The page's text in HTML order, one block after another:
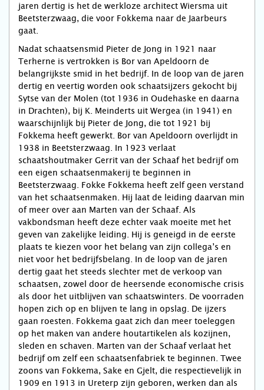
jaren dertig is het de werkloze architect Wiersma uit
Beetsterzwaag, die voor Fokkema naar de Jaarbeurs
gaat.
Nadat schaatsensmid Pieter de Jong in 1921 naar
Terherne is vertrokken is Bor van Apeldoorn de
belangrijkste smid in het bedrijf. In de loop van de jaren
dertig en veertig worden ook schaatsijzers gekocht bij
Sytse van der Molen (tot 1936 in Oudehaske en daarna
in Drachten), bij K. Meinderts uit Wergea (in 1941) en
waarschijnlijk bij Pieter de Jong, die tot 1921 bij
Fokkema heeft gewerkt. Bor van Apeldoorn overlijdt in
1938 in Beetsterzwaag. In 1923 verlaat
schaatshoutmaker Gerrit van der Schaaf het bedrijf om
een eigen schaatsenmakerij te beginnen in
Beetsterzwaag. Fokke Fokkema heeft zelf geen verstand
van het schaatsenmaken. Hij laat de leiding daarvan min
of meer over aan Marten van der Schaaf. Als
vakbondsman heeft deze echter vaak moeite met het
geven van zakelijke leiding. Hij is geneigd in de eerste
plaats te kiezen voor het belang van zijn collega’s en
niet voor het bedrijfsbelang. In de loop van de jaren
dertig gaat het steeds slechter met de verkoop van
schaatsen, zowel door de heersende economische crisis
als door het uitblijven van schaatswinters. De voorraden
hopen zich op en blijven te lang in opslag. De ijzers
gaan roesten. Fokkema gaat zich dan meer toeleggen
op het maken van andere houtartikelen als kozijnen,
sleden en schaven. Marten van der Schaaf verlaat het
bedrijf om zelf een schaatsenfabriek te beginnen. Twee
zoons van Fokkema, Sake en Gjelt, die respectievelijk in
1909 en 1913 in Ureterp zijn geboren, werken dan als